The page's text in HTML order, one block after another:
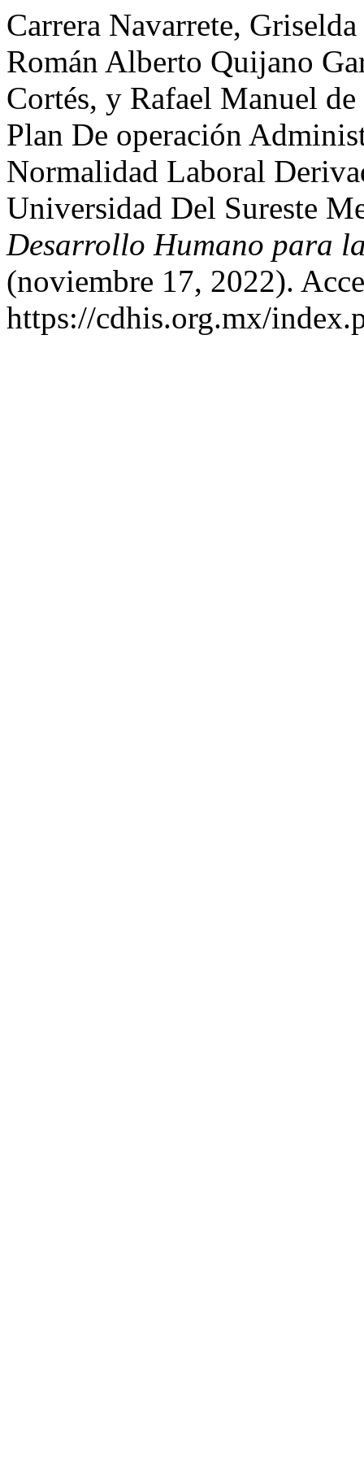
Carrera Navarrete,
Román Alberto Quijano
Cortés, y Rafael Manuel
Plan De operación
Normalidad Laboral
Universidad Del Sureste
Desarrollo Humano para
(noviembre 17, 2022).
https://cdhis.org.mx/